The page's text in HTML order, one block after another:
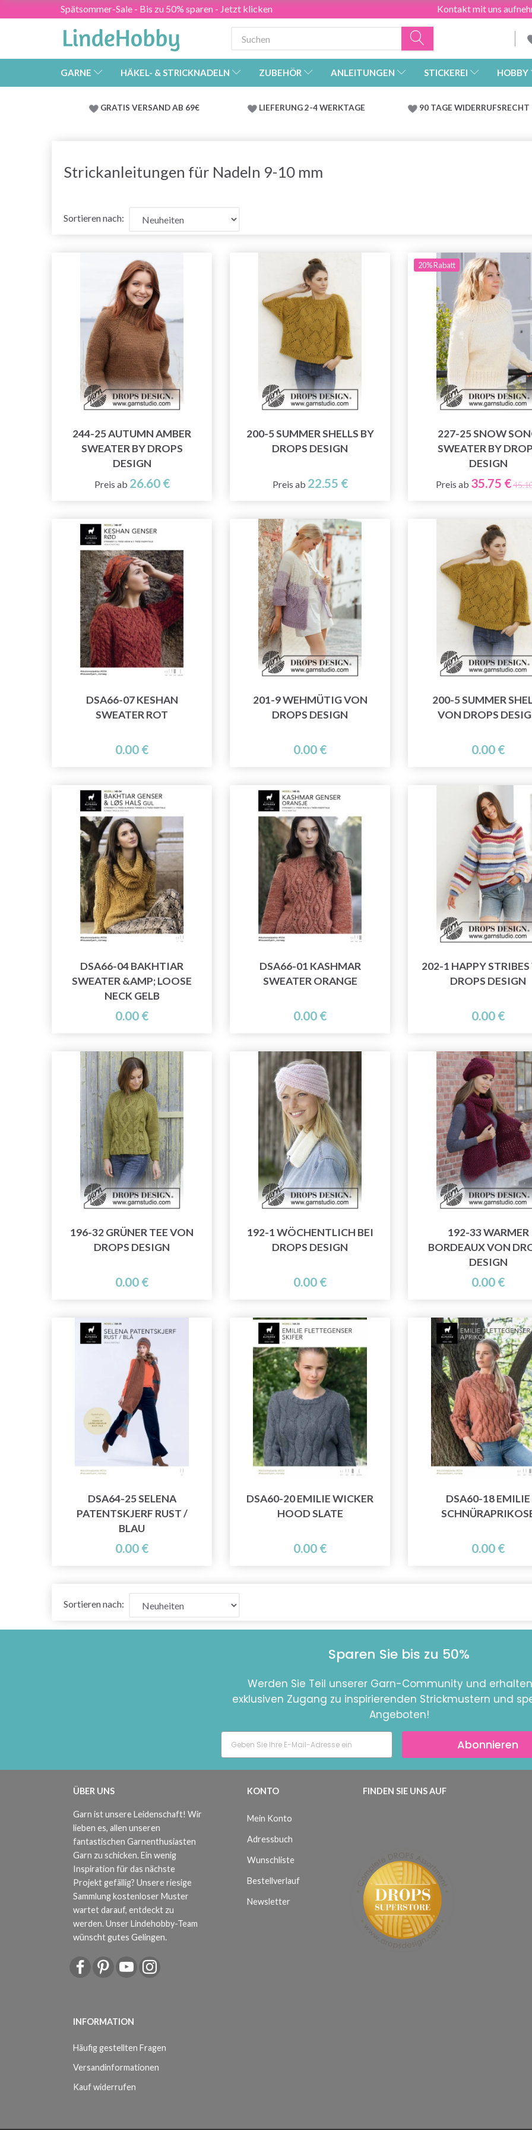
Spätsommer-Sale - Bis zu 50% sparen - Jetzt klicken Kontakt mit uns
GARNE HÄKEL- & STRICKNADELN ZUBEHÖR ANLEITUNGEN STICKEREI HOBBY
GRATIS VERSAND AB 69€ LIEFERUNG 2-4 WERKTAGE 90 TAGE WIDERRUFSRECHT
Strickanleitungen für Nadeln 9-10 mm
Sortieren nach:
244-25 AUTUMN AMBER
SWEATER BY DROPS
DESIGN
Preis ab 26.60 €
200-5 SUMMER SHELLS BY
DROPS DESIGN
Preis ab 22.55 €
20% Rabatt
227-25 SNOW
SWEATER BY
DESIGN
Preis ab 35.75 €
DSA66-07 KESHAN
SWEATER ROT
0.00 €
201-9 WEHMÜTIG VON
DROPS DESIGN
0.00 €
200-5 SUMMER
VON DROPS
0.00 €
DSA66-04 BAKHTIAR
SWEATER &AMP; LOOSE
NECK GELB
0.00 €
DSA66-01 KASHMAR
SWEATER ORANGE
0.00 €
202-1 HAPPY
DROPS DESIGN
0.00 €
196-32 GRÜNER TEE VON
DROPS DESIGN
0.00 €
192-1 WÖCHENTLICH BEI
DROPS DESIGN
0.00 €
192-33 WARMER
BORDEAUX VON
DESIGN
0.00 €
DSA64-25 SELENA
PATENTSKJERF RUST /
BLAU
0.00 €
DSA60-20 EMILIE WICKER
HOOD SLATE
0.00 €
DSA60-18 EMILIE
0.00 €
Sortieren nach:
Sparen Sie bis zu 50%
Werden Sie Teil unserer Garn-Community und
exklusiven Zugang zu inspirierenden Strickmustern und
Angeboten!
Abonnieren
ÜBER UNS
Garn ist unsere Leidenschaft! Wir
lieben es, allen unseren
fantastischen Garnenthusiasten
Garn zu schicken. Ein wenig
Inspiration für das nächste
Projekt gefällig? Unsere riesige
Sammlung kostenloser Muster
wartet darauf, entdeckt zu
werden. Unser Lindehobby-Team
wünscht gutes Gelingen.
INFORMATION
Häufig gestellten Fragen
Versandinformationen
Kauf widerrufen
KONTO
Mein Konto
Adressbuch
Wunschliste
Bestellverlauf
Newsletter
FINDEN SIE UNS AUF